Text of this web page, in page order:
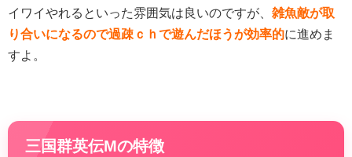
イワイやれるといった雰囲気は良いのですが、 雑魚敵が取
り合いになるので過疎ｃｈで遊んだほうが効率的に進めま
すよ。
三国群英伝Mの特徴